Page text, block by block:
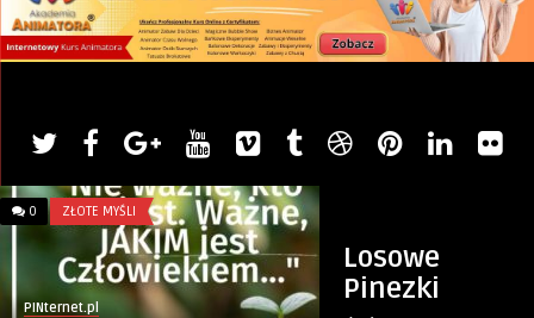
Losowe
Pinezki
0 ZŁOTE MYŚLI
PINternet.pl